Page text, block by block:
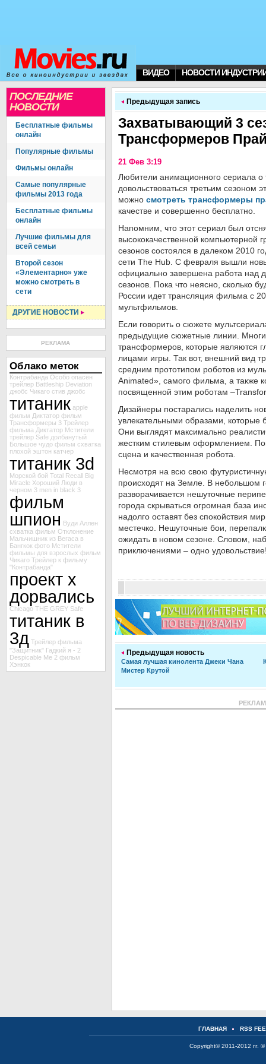
ВИДЕО НОВОСТИ
ПОСЛЕДНИЕ
НОВОСТИ
Бесплатные фильмы
онлайн
Популярные фильмы
Фильмы онлайн
Самые популярные
фильмы 2013 года
Бесплатные фильмы
онлайн
Лучшие фильмы для
всей семьи
Второй сезон
«Элементарно» уже
можно смотреть в
сети
ДРУГИЕ НОВОСТИ
РЕКЛАМА
Облако меток
Контрабанда Особо опасен
трейлер Battleship Deviation
джобс Чикаго стив джобс
титаник apple
фильм Диктатор фильм
Трансформеры 3 Трейлер
фильма Диктатор Мстители
трейлер Safe долбанутый
Большое чудо фильм схватка
плохой эштон катчер
титаник 3d
Морской бой Total Recall Big
Miracle Хороший Люди в
черном 3 men in black 3
фильм
шпион Вуди Аллен
схватка фильм Отклонение
Мальчишник из Вегаса в
Бангкок фото Мстители
фильмы для взрослых фильм
Чикаго Трейлер к фильму
"Контрабанда"
проект х
дорвались
Chicago THE GREY Safe
титаник в
3д Трейлер фильма
"Защитник" Гадкий я - 2
Despicable Me 2 фильм
Хэнкок
Предыдущая запись
Захватывающий 3
Трансформеров
21 Фев 3:19
Любители анимационного сериала
довольствоваться третьим сезоном
можно смотреть трансформеры
качестве и совершенно бесплатно.
Напомним, что этот сериал был
высококачественной компьютерной
сезонов состоялся в далеком 2010
сети The Hub. С февраля вышли
официально завершена работа над
сезонов. Пока что неясно, сколько
России идет трансляция фильма с
мультфильмов.
Если говорить о сюжете
предыдущие сюжетные линии.
трансформеров, которые являются
лицами игры. Так вот, внешний вид
средним прототипом роботов из
Animated», самого фильма, а также
посвященной этим роботам
Дизайнеры постарались наделить
увлекательными образами, которые
Они выглядят максимально
жестким стилевым оформлением.
сцена и качественная робота.
Несмотря на всю свою
происходят на Земле. В небольшом
разворачивается нешуточные
города скрываться огромная база
надолго оставят без спокойствия
местечко. Нешуточные бои,
ожидать в новом сезоне. Словом,
приключениями – одно
Предыдущая новость
Самая лучшая кинолента Джеки Чана
Мистер Крутой
ГЛАВНАЯ RSS
Copyright© 2011-2012 гг. ©